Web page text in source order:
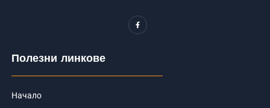
F
a
c
f
Полезни линкове
Начало